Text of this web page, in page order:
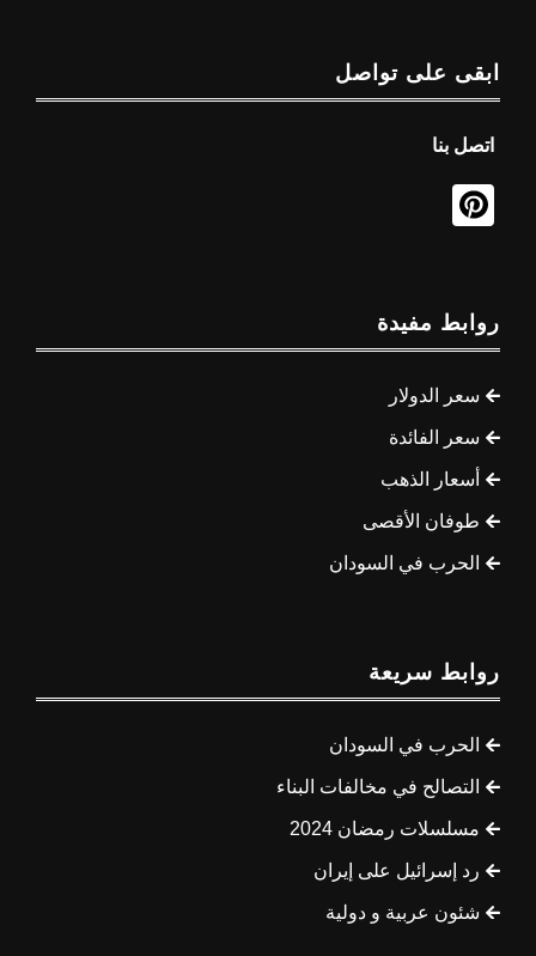
ابقى على تواصل
اتصل بنا
روابط مفيدة
سعر الدولار
سعر الفائدة
أسعار الذهب
طوفان الأقصى
الحرب في السودان
روابط سريعة
الحرب في السودان
التصالح في مخالفات البناء
مسلسلات رمضان 2024
رد إسرائيل على إيران
شئون عربية و دولية